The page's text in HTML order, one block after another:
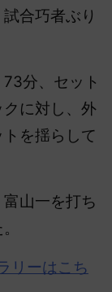
合巧者ぶり
分、セット
に対し、外
を揺らして
山一を打ち
リーはこち